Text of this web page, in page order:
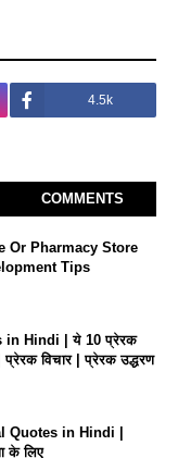
4.5k
COMMENTS
Or Pharmacy Store
Tips
in Hindi | ये 10 प्रेरक
विचार | प्रेरक उद्धरण
Quotes in Hindi |
के लिए